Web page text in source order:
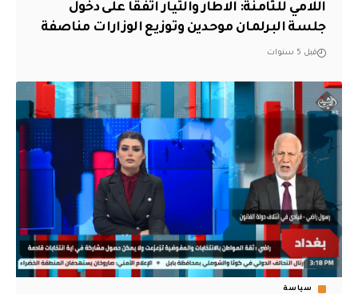
اللامي للثامنة: الاطار والتيار اتفقا على دخول
جلسة البرلمان موحدين وتوزيع الوزارات مناصفة
قبل 5 سنوات
سياسة